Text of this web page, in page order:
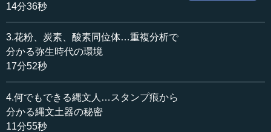
―― 先生、続きまして、いよいよ「弥生人のDNA」で
しというところでございますけれど、まず「DNAとは」と
いうところですね。
藤尾 DNA、遺伝子、染色体、ゲノム、といろいろな言葉
があるでしょう。何がどう違うのか、ご存じですか。
―― いや、全然分かりません。
14分36秒
3.花粉、炭素、酸素同位体…重複分析で
分かる弥生時代の環境
17分52秒
4.何でもできる縄文人…スタンプ痕から
分かる縄文土器の秘密
11分55秒